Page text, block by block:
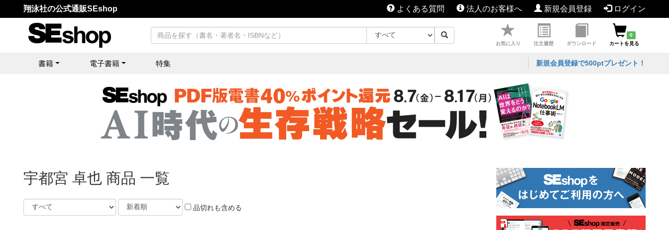
翔泳社の公式通販SEshop よくある質問 法人のお客様へ 新規会員登録 ログイン
お気に入り 注文履歴 ダウンロード
0
カートを見る
書籍 電子書籍 特集 新規会員登録で500ptプレゼント！
宇都宮 卓也 商品 一覧
品切れも含める